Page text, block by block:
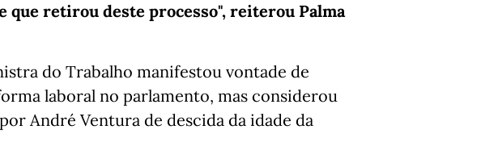
que retirou deste processo", reiterou Palma
do Trabalho manifestou vontade de
laboral no parlamento, mas considerou
André Ventura de descida da idade da